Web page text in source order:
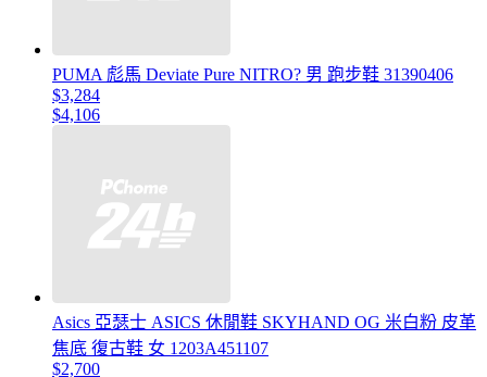
PUMA 彪馬 Deviate Pure NITRO? 男 跑步鞋 31390406
$3,284
$4,106
Asics 亞瑟士 ASICS 休閒鞋 SKYHAND OG 米白粉 皮革
焦底 復古鞋 女 1203A451107
$2,700